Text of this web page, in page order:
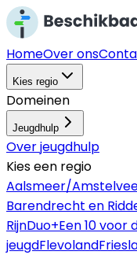
HomeOver ons
Kies regio
Domeinen
Jeugdhulp
Overjeugdhulp
Kies een regio
Aalsmeer/
Barendrecht en
RijnDuo+Een 10 voor
jeugdFlevoland